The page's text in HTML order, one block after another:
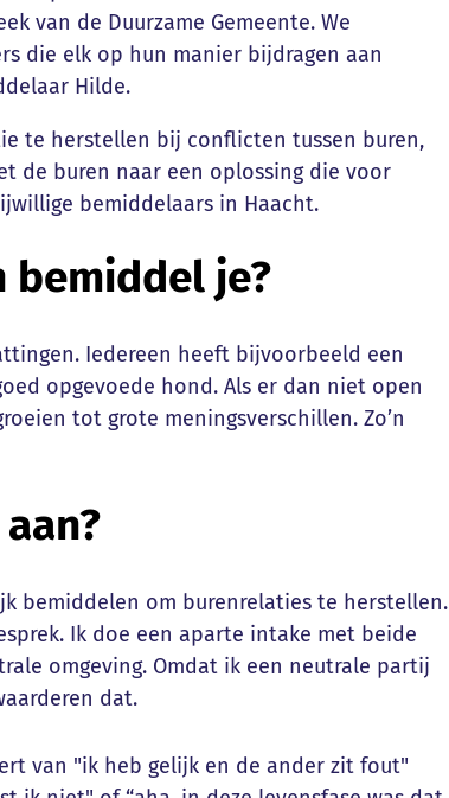
van de Duurzame Gemeente. We
die elk op hun manier bijdragen aan
Hilde.
te herstellen bij conflicten tussen buren,
de buren naar een oplossing die voor
bemiddelaars in Haacht.
je?
Iedereen heeft bijvoorbeeld een
opgevoede hond. Als er dan niet open
tot grote meningsverschillen. Zo’n
bemiddelen om burenrelaties te herstellen.
Ik doe een aparte intake met beide
omgeving. Omdat ik een neutrale partij
dat.
van "ik heb gelijk en de ander zit fout"